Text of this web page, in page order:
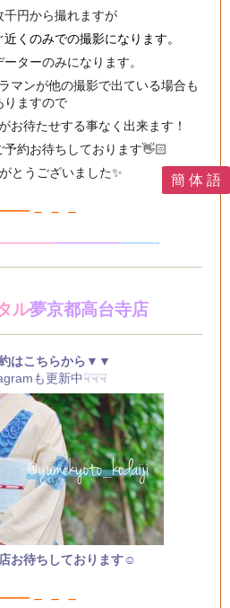
千円から撮れますが
近くのみでの撮影になります。
ターのみになります。
マンが他の撮影で出ている場合も
りますので
お待たせする事なく出来ます！
約お待ちしております👋🏻
とうございました✨
－－－
—————————-
ル夢京都高台寺店
はこちらから▼▼
も更新中☟☟☟
お待ちしております☺
－－－
簡 体 語